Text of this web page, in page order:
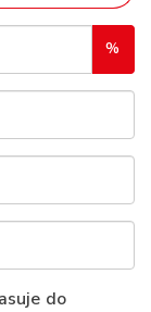
%
do